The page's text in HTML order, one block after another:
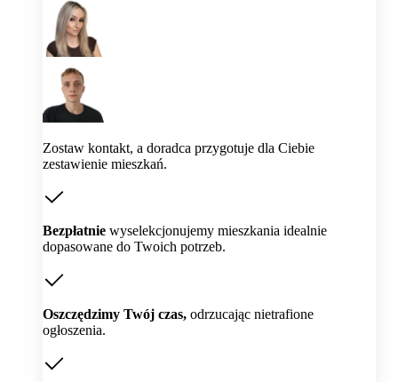
Zostaw kontakt, a doradca przygotuje dla Ciebie
zestawienie mieszkań.
Bezpłatnie wyselekcjonujemy mieszkania idealnie
dopasowane do Twoich potrzeb.
Oszczędzimy Twój czas, odrzucając nietrafione
ogłoszenia.